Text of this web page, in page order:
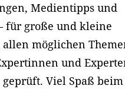
Medientipps und
für große und kleine
möglichen
und
Viel Spaß beim